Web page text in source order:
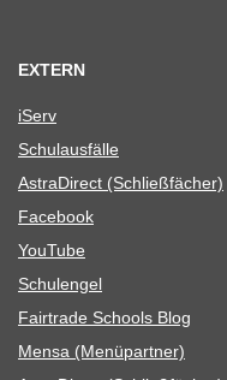
EXTERN
iServ
Schul­aus­fälle
Astra­Di­rect (Schließ­fä­cher)
Face­book
You­Tube
Schul­en­gel
Fair­trade Schools Blog
Mensa (Menü­part­ner)